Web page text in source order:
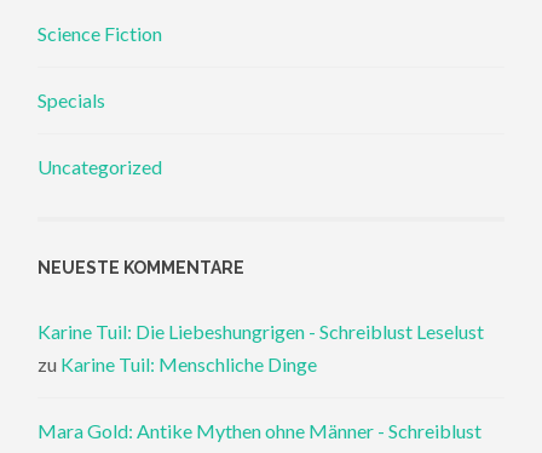
Science Fiction
Specials
Uncategorized
NEUESTE KOMMENTARE
Karine Tuil: Die Liebeshungrigen - Schreiblust Leselust
zu Karine Tuil: Menschliche Dinge
Mara Gold: Antike Mythen ohne Männer - Schreiblust